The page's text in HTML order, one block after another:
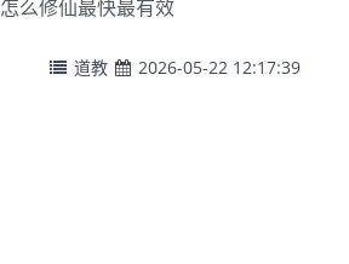
怎么修仙最快最有效
道教 2026-05-22 12:17:39